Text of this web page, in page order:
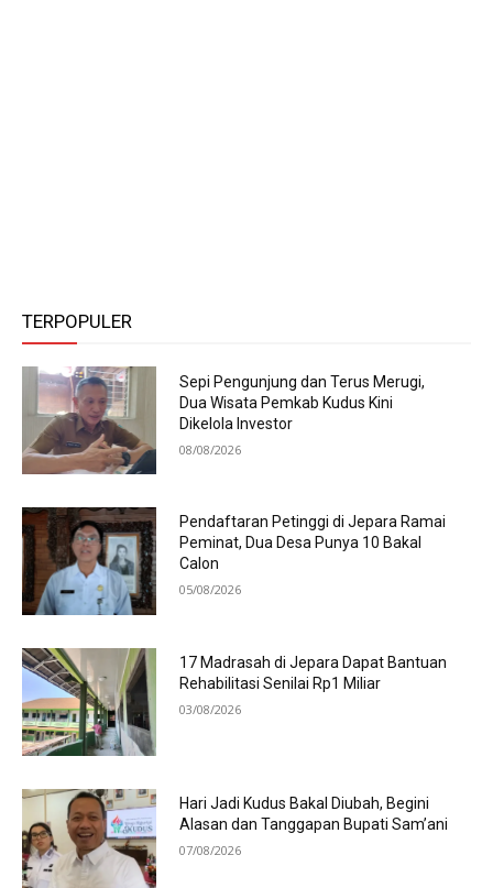
TERPOPULER
Sepi Pengunjung dan Terus Merugi,
Dua Wisata Pemkab Kudus Kini
Dikelola Investor
08/08/2026
Pendaftaran Petinggi di Jepara Ramai
Peminat, Dua Desa Punya 10 Bakal
Calon
05/08/2026
17 Madrasah di Jepara Dapat Bantuan
Rehabilitasi Senilai Rp1 Miliar
03/08/2026
Hari Jadi Kudus Bakal Diubah, Begini
Alasan dan Tanggapan Bupati Sam’ani
07/08/2026